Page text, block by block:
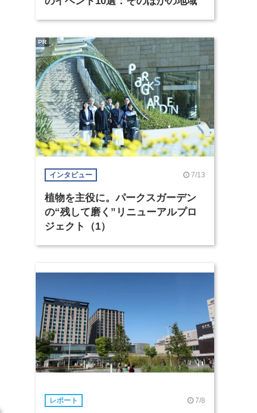
インタビュー 7/13
植物を主役に。パークスガーデン
の“残して磨く”リニューアルプロ
ジェクト（1）
PR
レポート 7/8